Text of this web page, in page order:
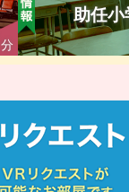
分
助任小